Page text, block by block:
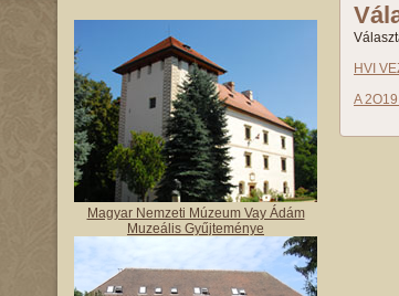
Magyar Nemzeti Múzeum Vay Ádám
Muzeális Gyűjteménye
HVI
A